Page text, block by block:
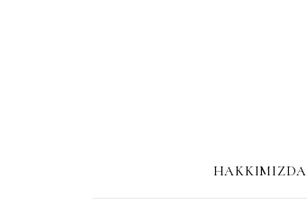
HAKKIMIZDA